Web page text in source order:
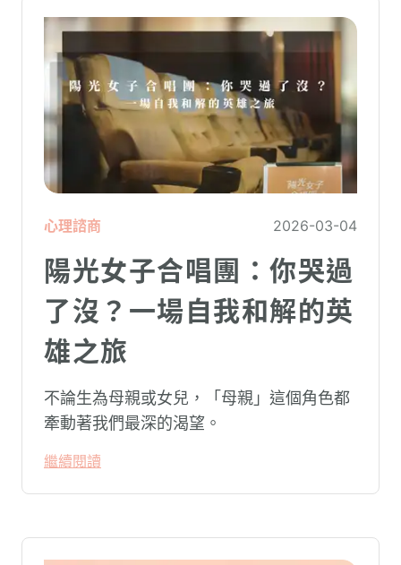
心理諮商 2026-03-04
陽光女子合唱團：你哭過
了沒？一場自我和解的英
雄之旅
不論生為母親或女兒，「母親」這個角色都
牽動著我們最深的渴望。
繼續閱讀